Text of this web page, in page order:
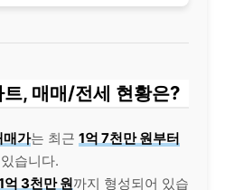
, 매매/전세 현황은?
매가는 최근 1억 7천만 원부터
습니다.
억 3천만 원까지 형성되어 있습